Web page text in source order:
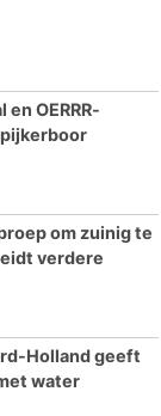
OERRR-
om zuinig te
verdere
Holland geeft
water